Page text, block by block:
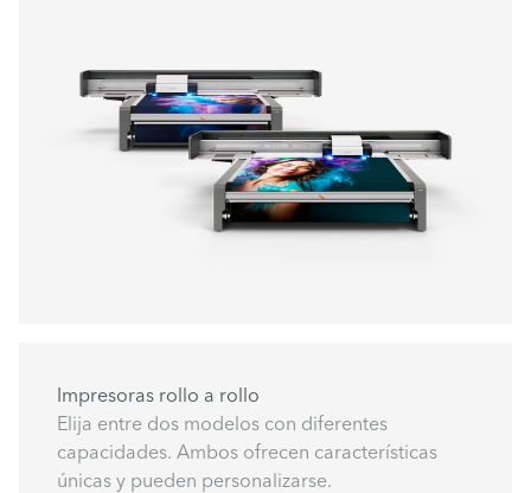
Impresoras rollo a rollo
Elija entre dos modelos con diferentes
capacidades. Ambos ofrecen características
únicas y pueden personalizarse.